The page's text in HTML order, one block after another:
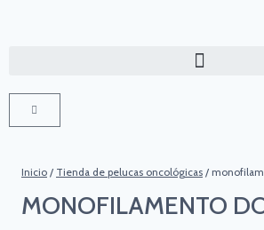
Inicio / Tienda de pelucas oncológicas /
MONOFILAMENTO